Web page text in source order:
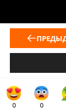
0 0